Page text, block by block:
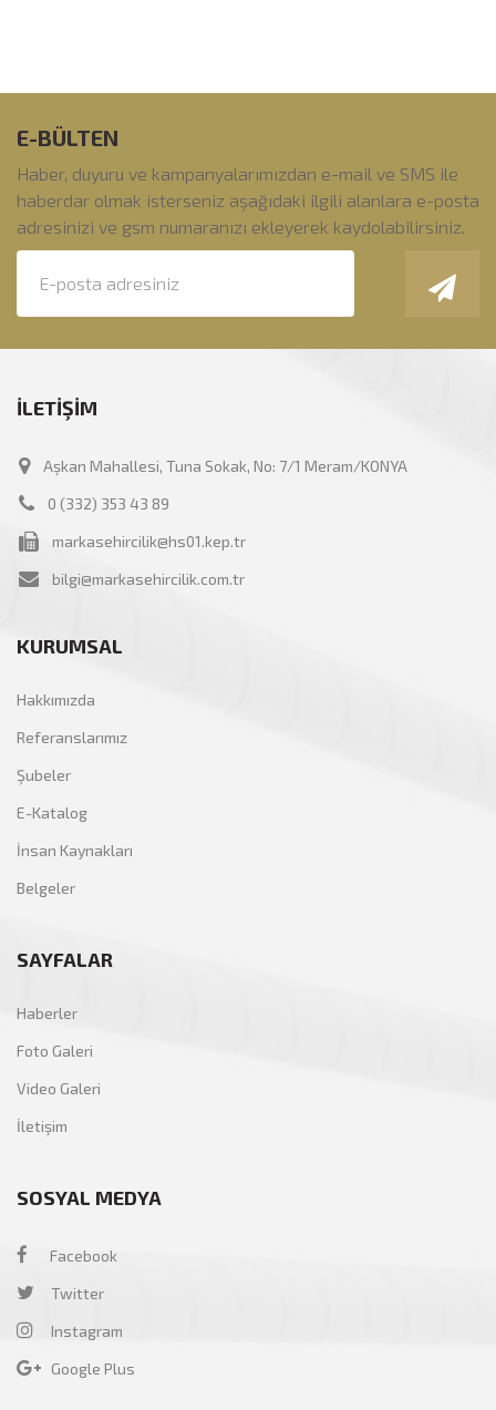
E-BÜLTEN
Haber, duyuru ve kampanyalarımızdan e-mail ve SMS ile
haberdar olmak isterseniz aşağıdaki ilgili alanlara e-posta
adresinizi ve gsm numaranızı ekleyerek kaydolabilirsiniz.
İLETİŞİM
Aşkan Mahallesi, Tuna Sokak, No: 7/1 Meram/KONYA
0 (332) 353 43 89
markasehircilik@hs01.kep.tr
bilgi@markasehircilik.com.tr
KURUMSAL
Hakkımızda
Referanslarımız
Şubeler
E-Katalog
İnsan Kaynakları
Belgeler
SAYFALAR
Haberler
Foto Galeri
Video Galeri
İletişim
SOSYAL MEDYA
Facebook
Twitter
Instagram
Google Plus